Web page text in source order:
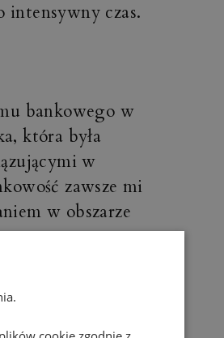
intensywny czas.
bankowego w
która była
w
zawsze mi
w obszarze
banku, tylko